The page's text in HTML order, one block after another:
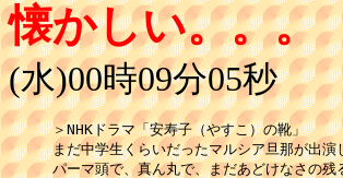
懐かしい。。。
(水)00時09分05秒
＞NHKドラマ「安寿子（やすこ）の靴」
まだ中学生くらいだったマルシア旦那が出
パーマ頭で、真ん丸で、まだあどけなさの残